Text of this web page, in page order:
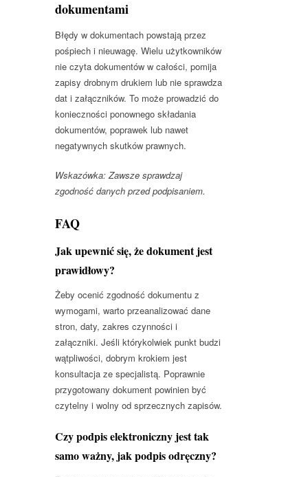
dokumentami
Błędy w dokumentach powstają przez
pośpiech i nieuwagę. Wielu użytkowników
nie czyta dokumentów w całości, pomija
zapisy drobnym drukiem lub nie sprawdza
dat i załączników. To może prowadzić do
konieczności ponownego składania
dokumentów, poprawek lub nawet
negatywnych skutków prawnych.
Wskazówka: Zawsze sprawdzaj
zgodność danych przed podpisaniem.
FAQ
Jak upewnić się, że dokument jest
prawidłowy?
Żeby ocenić zgodność dokumentu z
wymogami, warto przeanalizować dane
stron, daty, zakres czynności i
załączniki. Jeśli którykolwiek punkt budzi
wątpliwości, dobrym krokiem jest
konsultacja ze specjalistą. Poprawnie
przygotowany dokument powinien być
czytelny i wolny od sprzecznych zapisów.
Czy podpis elektroniczny jest tak
samo ważny, jak podpis odręczny?